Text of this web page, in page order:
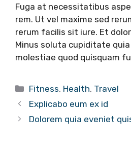
Fuga at necessitatibus
rem. Ut vel maxime sed
rerum facilis sit iure. Et
Minus soluta cupiditate
molestiae quod quisquam
Categorieën
Fitness, Health, Travel
Explicabo eum ex id
Dolorem quia eveniet